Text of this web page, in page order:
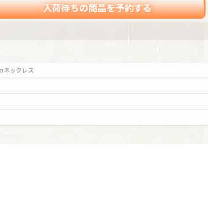
入荷待ちの商品を予約する
ネックレス